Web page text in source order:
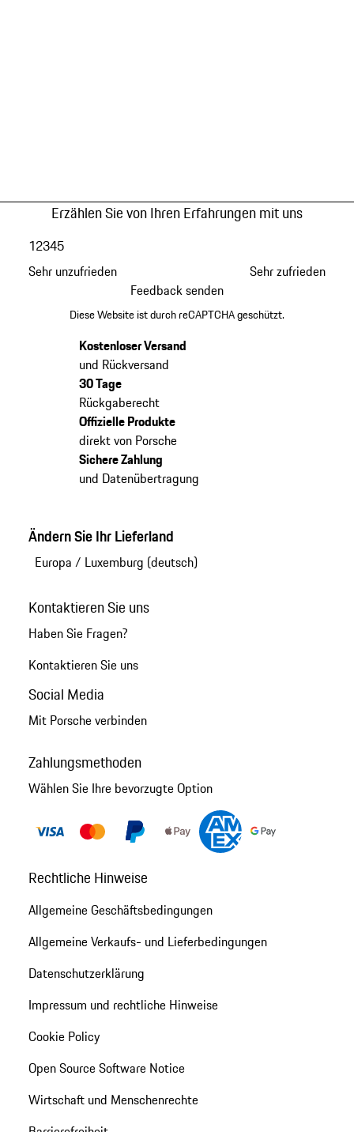
Erzählen Sie von Ihren Erfahrungen mit uns
Sehr unzufrieden
12345
Sehr zufrieden
Feedback senden
Diese Website ist durch reCAPTCHA geschützt.
Kostenloser Versand
und Rückversand
30 Tage
Rückgaberecht
Offizielle Produkte
direkt von Porsche
Sichere Zahlung
und Datenübertragung
Ändern Sie Ihr Lieferland
Europa / Luxemburg (deutsch)
Kontaktieren Sie uns
Haben Sie Fragen?
Kontaktieren Sie uns
Social Media
Mit Porsche verbinden
Zahlungsmethoden
Wählen Sie Ihre bevorzugte Option
Rechtliche Hinweise
Allgemeine Geschäftsbedingungen
Allgemeine Verkaufs- und Lieferbedingungen
Datenschutzerklärung
Impressum und rechtliche Hinweise
Cookie Policy
Open Source Software Notice
Wirtschaft und Menschenrechte